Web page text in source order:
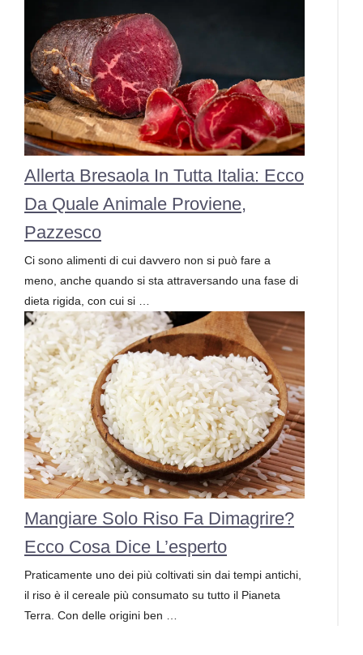
Allerta Bresaola In Tutta Italia: Ecco
Da Quale Animale Proviene,
Pazzesco
Ci sono alimenti di cui davvero non si può fare a
meno, anche quando si sta attraversando una fase di
dieta rigida, con cui si …
Mangiare Solo Riso Fa Dimagrire?
Ecco Cosa Dice L’esperto
Praticamente uno dei più coltivati sin dai tempi antichi,
il riso è il cereale più consumato su tutto il Pianeta
Terra. Con delle origini ben …